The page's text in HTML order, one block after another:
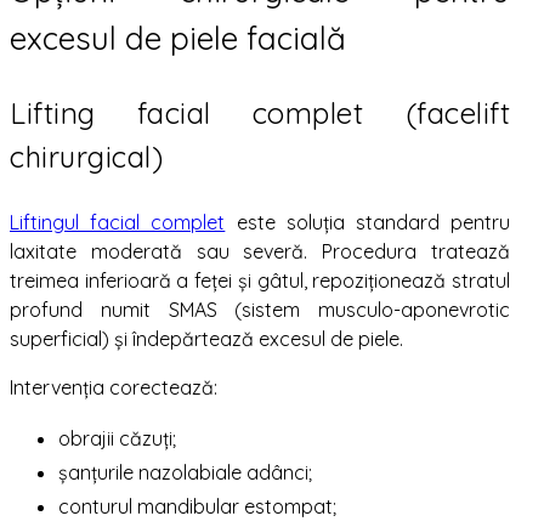
excesul de piele facială
Lifting facial complet (facelift
chirurgical)
Liftingul facial complet este soluția standard pentru
laxitate moderată sau severă. Procedura tratează
treimea inferioară a feței și gâtul, repoziționează stratul
profund numit SMAS (sistem musculo-aponevrotic
superficial) și îndepărtează excesul de piele.
Intervenția corectează:
obrajii căzuți;
șanțurile nazolabiale adânci;
conturul mandibular estompat;